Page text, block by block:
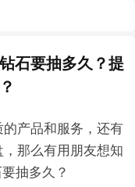
石要抽多久？提
产品和服务，还有
那么有用朋友想知
抽多久？